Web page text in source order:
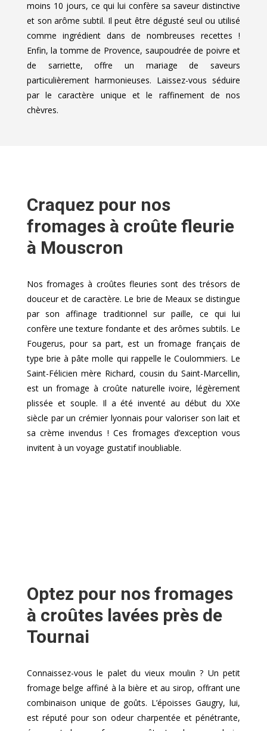
moins 10 jours, ce qui lui confère sa saveur distinctive
et son arôme subtil. Il peut être dégusté seul ou utilisé
comme ingrédient dans de nombreuses recettes !
Enfin, la tomme de Provence, saupoudrée de poivre et
de sarriette, offre un mariage de saveurs
particulièrement harmonieuses. Laissez-vous séduire
par le caractère unique et le raffinement de nos
chèvres.
Craquez pour nos
fromages à croûte fleurie
à Mouscron
Nos fromages à croûtes fleuries sont des trésors de
douceur et de caractère. Le brie de Meaux se distingue
par son affinage traditionnel sur paille, ce qui lui
confère une texture fondante et des arômes subtils. Le
Fougerus, pour sa part, est un fromage français de
type brie à pâte molle qui rappelle le Coulommiers. Le
Saint-Félicien mère Richard, cousin du Saint-Marcellin,
est un fromage à croûte naturelle ivoire, légèrement
plissée et souple. Il a été inventé au début du XXe
siècle par un crémier lyonnais pour valoriser son lait et
sa crème invendus ! Ces fromages d’exception vous
invitent à un voyage gustatif inoubliable.
Optez pour nos fromages
à croûtes lavées près de
Tournai
Connaissez-vous le palet du vieux moulin ? Un petit
fromage belge affiné à la bière et au sirop, offrant une
combinaison unique de goûts. L’époisses Gaugry, lui,
est réputé pour son odeur charpentée et pénétrante,